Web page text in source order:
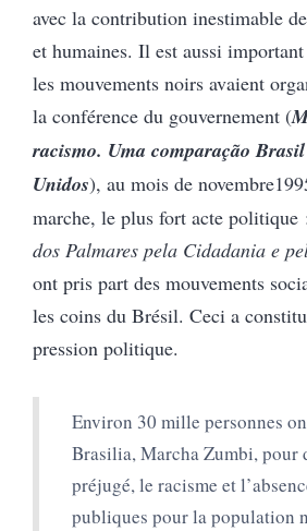
avec la contribution inestimable
et humaines. Il est aussi
les mouvements noirs avaient
la conférence du gouvernement (
racismo. Uma comparação
Unidos), au mois de
marche, le plus fort acte
dos Palmares pela Cidadania e
ont pris part des mouvements
les coins du Brésil. Ceci a
pression politique.
Environ 30 mille personnes
Brasilia, Marcha Zumbi, pour
préjugé, le racisme et
publiques pour la population